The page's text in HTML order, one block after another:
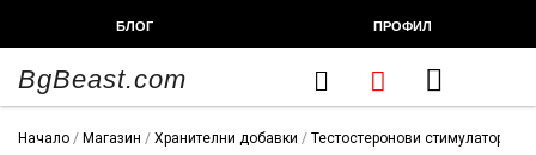
БЛОГ ПРОФИЛ
BgBeast.com Cart
Начало / Магазин / Хранителни добавки / Тестостеронови стимулатори